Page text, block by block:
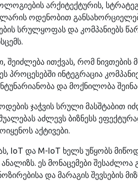
არქიტექტურის,
ოდენობით
სრულყოფას და კომპანიებს
ითქვას, რომ ნივთების
ინტეგრაცია
და მოქნილობა
ჯაჭვის სრული მასშტაბით
აძლევს ბიზნესს
აქტივები.
IoT და M-IoT ხელს უწყობს
ეს მონაცემები შესაძლოა
და მარაგის შევსების